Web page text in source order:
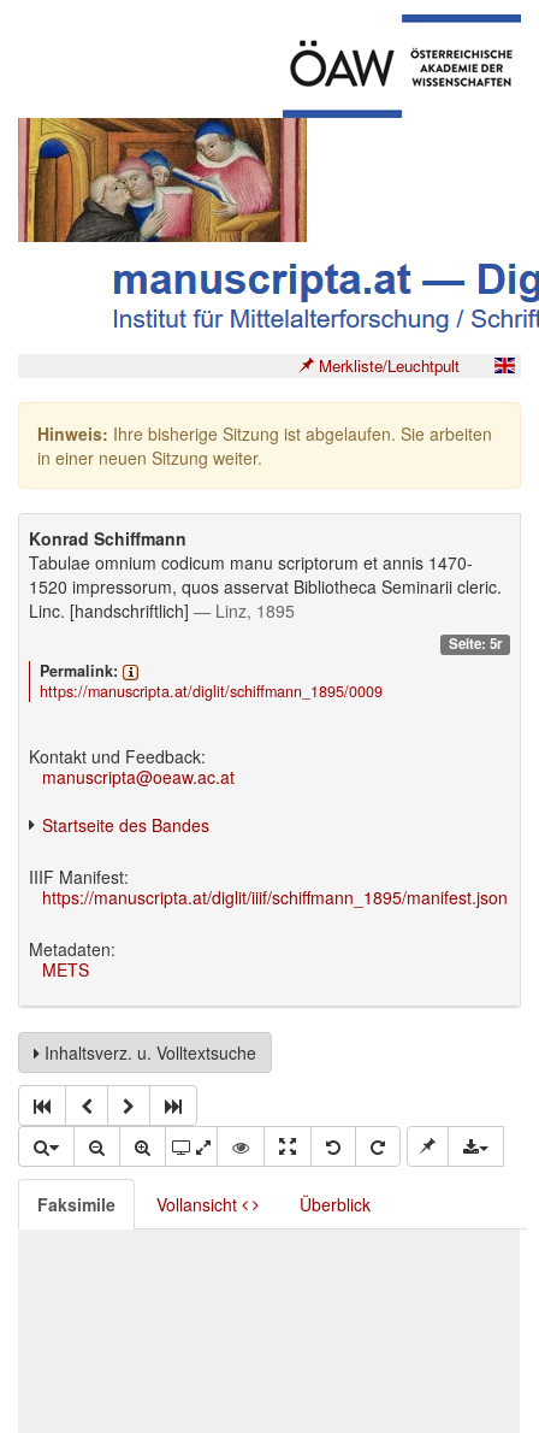
Merkliste/Leuchtpult
Hinweis: Ihre bisherige Sitzung ist abgelaufen. Sie arbeiten
in einer neuen Sitzung weiter.
Konrad Schiffmann
Tabulae omnium codicum manu scriptorum et annis 1470-
1520 impressorum, quos asservat Bibliotheca Seminarii cleric.
Linc. [handschriftlich] — Linz, 1895
Seite: 5r
Permalink:
https://manuscripta.at/diglit/schiffmann_1895/0009
Kontakt und Feedback:
manuscripta@oeaw.ac.at
Startseite des Bandes
IIIF Manifest:
https://manuscripta.at/diglit/iiif/schiffmann_1895/manifest.json
Metadaten:
METS
Inhaltsverz. u. Volltextsuche
Faksimile Vollansicht Überblick